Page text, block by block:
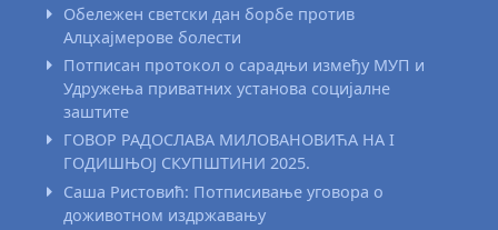
Обележен светски дан борбе против
Алцхајмерове болести
Потписан протокол о сарадњи између МУП и
Удружења приватних установа социјалне
заштите
ГОВОР РАДОСЛАВА МИЛОВАНОВИЋА НА I
ГОДИШЊОЈ СКУПШТИНИ 2025.
Саша Ристовић: Потписивање уговора о
доживотном издржавању